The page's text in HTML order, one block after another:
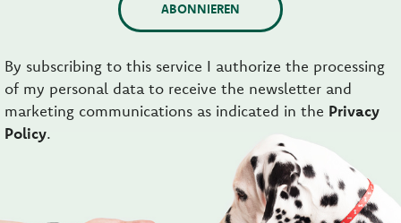
ABONNIEREN
By subscribing to this service I authorize the processing
of my personal data to receive the newsletter and
marketing communications as indicated in the Privacy
Policy.